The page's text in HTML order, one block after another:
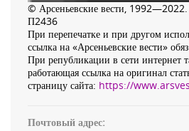
© Арсеньевские вести,
П2436
При перепечатке и при другом
ссылка на «Арсеньевские вести»
При републикации в сети интернет
работающая ссылка на оригинал
страницу сайта: https://
Почтовый адрес: